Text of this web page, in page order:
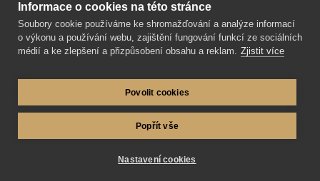
Přečíst článek
Informace o cookies na této stránce
Soubory cookie používáme ke shromažďování a analýze informací
o výkonu a používání webu, zajištění fungování funkcí ze sociálních
médií a ke zlepšení a přizpůsobení obsahu a reklam. Zjistit více
Povolit cookies
Popřít vše
Nastavení cookies